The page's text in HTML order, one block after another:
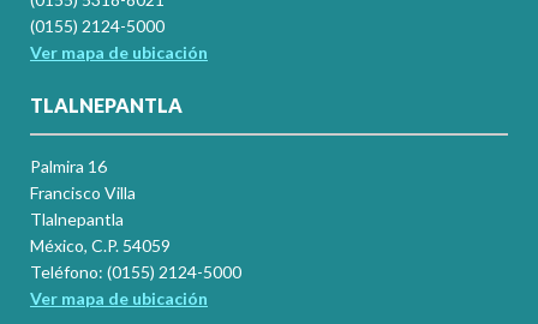
(0155) 2124-5000
Ver mapa de ubicación
TLALNEPANTLA
Palmira 16
Francisco Villa
Tlalnepantla
México, C.P. 54059
Teléfono: (0155) 2124-5000
Ver mapa de ubicación